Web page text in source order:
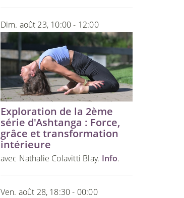
Dim. août 23, 10:00 - 12:00
Exploration de la 2ème
série d'Ashtanga : Force,
grâce et transformation
intérieure
avec Nathalie Colavitti Blay. Info.
Ven. août 28, 18:30 - 00:00